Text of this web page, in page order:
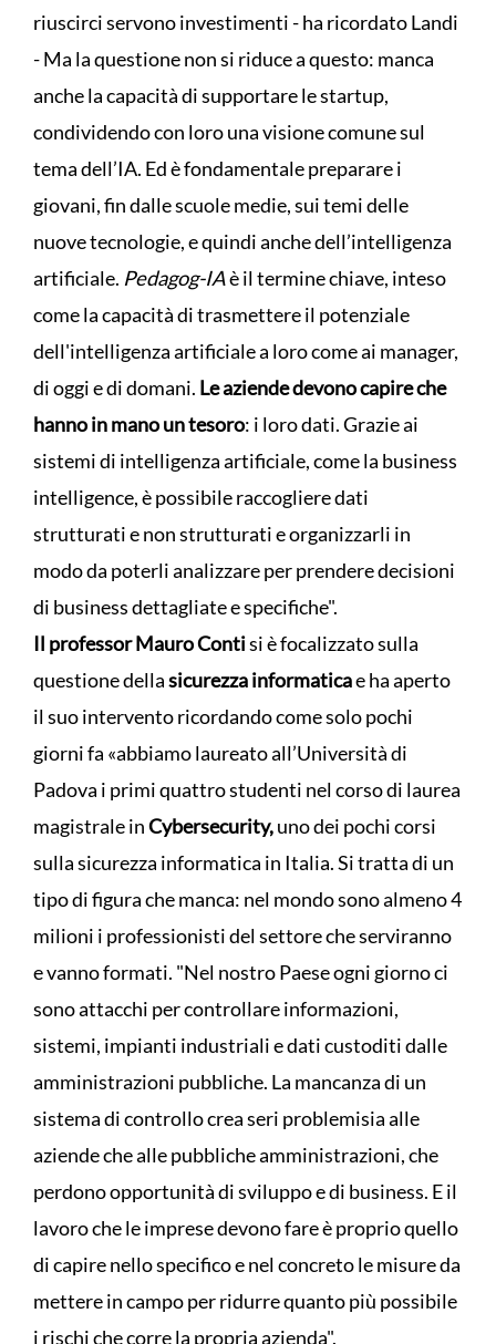
riuscirci servono investimenti - ha ricordato Landi
- Ma la questione non si riduce a questo: manca
anche la capacità di supportare le startup,
condividendo con loro una visione comune sul
tema dell’IA. Ed è fondamentale preparare i
giovani, fin dalle scuole medie, sui temi delle
nuove tecnologie, e quindi anche dell’intelligenza
artificiale. Pedagog-IAè il termine chiave, inteso
come la capacità di trasmettere il potenziale
dell'intelligenza artificiale a loro come ai manager,
di oggi e di domani. Le aziende devono capire che
hanno in mano un tesoro: i loro dati. Grazie ai
sistemi di intelligenza artificiale, come la business
intelligence, è possibile raccogliere dati
strutturati e non strutturati e organizzarli in
modo da poterli analizzare per prendere decisioni
di business dettagliate e specifiche".
Il professor Mauro Contisi è focalizzato sulla
questione dellasicurezza informaticae ha aperto
il suo intervento ricordando come solo pochi
giorni fa «abbiamo laureato all’Università di
Padova i primi quattro studenti nel corso di laurea
magistrale inCybersecurity,uno dei pochi corsi
sulla sicurezza informatica in Italia. Si tratta di un
tipo di figura che manca: nel mondo sono almeno 4
milioni i professionisti del settore che serviranno
e vanno formati. "Nel nostro Paese ogni giorno ci
sono attacchi per controllare informazioni,
sistemi, impianti industriali e dati custoditi dalle
amministrazioni pubbliche. La mancanza di un
sistema di controllo crea seri problemisia alle
aziende che alle pubbliche amministrazioni, che
perdono opportunità di sviluppo e di business. E il
lavoro che le imprese devono fare è proprio quello
di capire nello specifico e nel concreto le misure da
mettere in campo per ridurre quanto più possibile
i rischi che corre la propria azienda".